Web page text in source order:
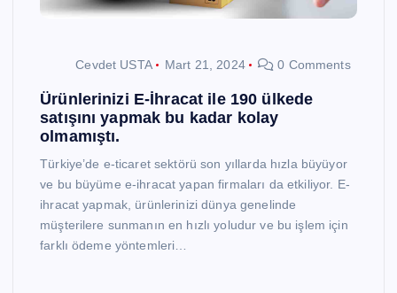
Cevdet USTA Mart 21, 2024 0 Comments
Ürünlerinizi E-İhracat ile 190 ülkede
satışını yapmak bu kadar kolay
olmamıştı.
Türkiye’de e-ticaret sektörü son yıllarda hızla büyüyor
ve bu büyüme e-ihracat yapan firmaları da etkiliyor. E-
ihracat yapmak, ürünlerinizi dünya genelinde
müşterilere sunmanın en hızlı yoludur ve bu işlem için
farklı ödeme yöntemleri…